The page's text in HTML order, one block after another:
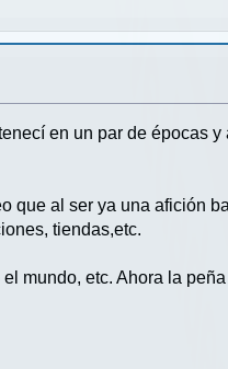
en un par de épocas y
que al ser ya una afición
tiendas,etc.
mundo, etc. Ahora la